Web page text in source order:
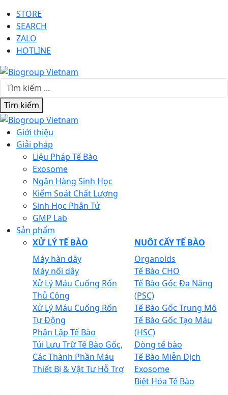
STORE
SEARCH
ZALO
HOTLINE
Tìm kiếm
Giới thiệu
Giải pháp
Liệu Pháp Tế Bào
Exosome
Ngân Hàng Sinh Học
Kiểm Soát Chất Lượng
Sinh Học Phân Tử
GMP Lab
Sản phẩm
XỬ LÝ TẾ BÀO
Máy hàn dây
Máy nối dây
Xử Lý Máu Cuống Rốn
Thủ Công
Xử Lý Máu Cuống Rốn
Tự Động
Phân Lập Tế Bào
Túi Lưu Trữ Tế Bào Gốc,
Các Thành Phần Máu
Thiết Bị & Vật Tư Hỗ Trợ
NUÔI CẤY TẾ BÀO
Organoids
Tế Bào CHO
Tế Bào Gốc Đa Năng
(PSC)
Tế Bào Gốc Trung Mô
Tế Bào Gốc Tạo Máu
(HSC)
Dòng tế bào
Tế Bào Miễn Dịch
Exosome
Biệt Hóa Tế Bào